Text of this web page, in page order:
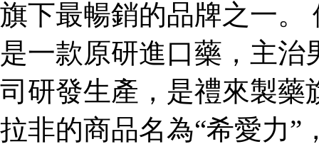
旗下最暢銷的品牌之一。
是一款原研進口藥，主
司研發生產，是禮來製藥
拉非的商品名為“希愛力”